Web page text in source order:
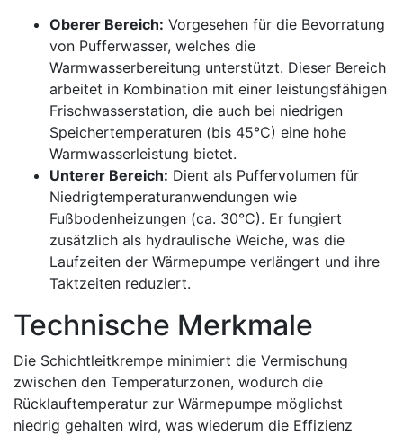
Oberer Bereich: Vorgesehen für die Bevorratung
von Pufferwasser, welches die
Warmwasserbereitung unterstützt. Dieser Bereich
arbeitet in Kombination mit einer leistungsfähigen
Frischwasserstation, die auch bei niedrigen
Speichertemperaturen (bis 45°C) eine hohe
Warmwasserleistung bietet.
Unterer Bereich: Dient als Puffervolumen für
Niedrigtemperaturanwendungen wie
Fußbodenheizungen (ca. 30°C). Er fungiert
zusätzlich als hydraulische Weiche, was die
Laufzeiten der Wärmepumpe verlängert und ihre
Taktzeiten reduziert.
Technische Merkmale
Die Schichtleitkrempe minimiert die Vermischung
zwischen den Temperaturzonen, wodurch die
Rücklauftemperatur zur Wärmepumpe möglichst
niedrig gehalten wird, was wiederum die Effizienz